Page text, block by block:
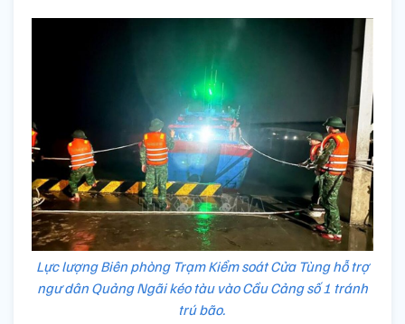
Lực lượng Biên phòng Trạm Kiểm soát Cửa Tùng hỗ trợ
ngư dân Quảng Ngãi kéo tàu vào Cầu Cảng số 1 tránh
trú bão.